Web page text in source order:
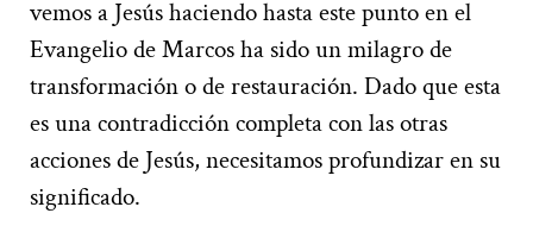
vemos a Jesús haciendo hasta este punto en el
Evangelio de Marcos ha sido un milagro de
transformación o de restauración. Dado que esta
es una contradicción completa con las otras
acciones de Jesús, necesitamos profundizar en su
significado.